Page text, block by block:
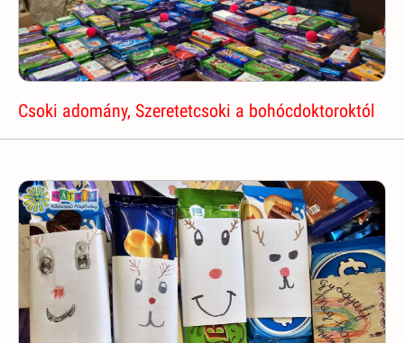
Csoki adomány, Szeretetcsoki a bohócdoktoroktól